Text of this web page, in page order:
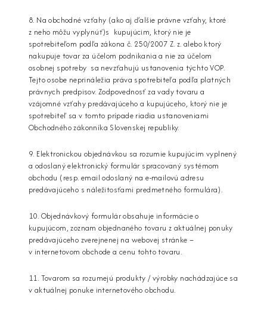
8. Na obchodné vzťahy (ako aj ďalšie právne vzťahy, ktoré
z neho môžu vyplynúť)s kupujúcim, ktorý nie je
spotrebiteľom podľa zákona č. 250/2007 Z. z. alebo ktorý
nakupuje tovar za účelom podnikania a nie za účelom
osobnej spotreby sa nevzťahujú ustanovenia týchto VOP.
Tejto osobe neprináležia práva spotrebiteľa podľa platných
právnych predpisov. Zodpovednosť za vady tovaru a
vzájomné vzťahy predávajúceho a kupujúceho, ktorý nie je
spotrebiteľ sa v tomto prípade riadia ustanoveniami
Obchodného zákonníka Slovenskej republiky.
9. Elektronickou objednávkou sa rozumie kupujúcim vyplnený
a odoslaný elektronický formulár spracovaný systémom
obchodu (resp. email odoslaný na e-mailovú adresu
predávajúceho s náležitosťami predmetného formulára).
10. Objednávkový formulár obsahuje informácie o
kupujúcom, zoznam objednaného tovaru z aktuálnej ponuky
predávajúceho zverejnenej na webovej stránke –
v internetovom obchode a cenu tohto tovaru.
11. Tovarom sa rozumejú produkty / výrobky nachádzajúce sa
v aktuálnej ponuke internetového obchodu.